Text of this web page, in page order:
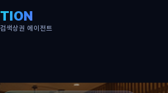
TION
검색상권 에이전트